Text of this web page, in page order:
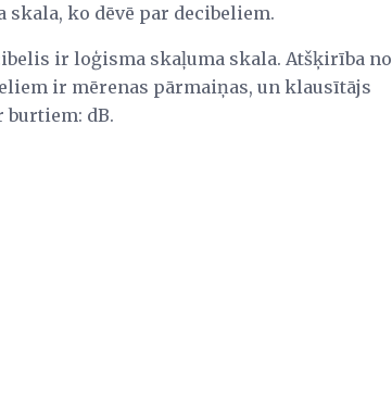
ko dēvē par decibeliem.
ir loģisma skaļuma skala. Atšķirība no
ir mērenas pārmaiņas, un klausītājs
burtiem: dB.